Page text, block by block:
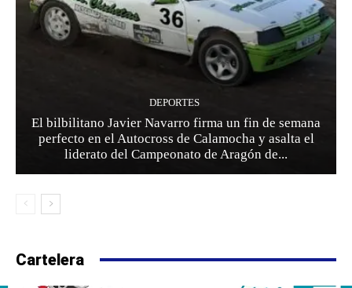
DEPORTES
El bilbilitano Javier Navarro firma un fin de semana
perfecto en el Autocross de Calamocha y asalta el
liderato del Campeonato de Aragón de...
Cartelera